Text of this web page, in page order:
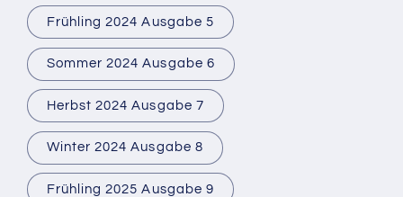
Frühling 2024 Ausgabe 5
Sommer 2024 Ausgabe 6
Herbst 2024 Ausgabe 7
Winter 2024 Ausgabe 8
Frühling 2025 Ausgabe 9